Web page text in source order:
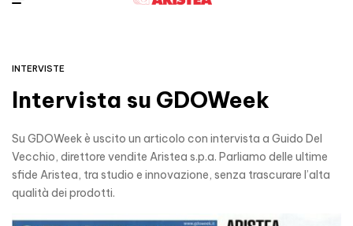
INTERVISTE
Intervista su GDOWeek
Su GDOWeek è uscito un articolo con intervista a Guido Del
Vecchio, direttore vendite Aristea s.p.a. Parliamo delle ultime
sfide Aristea, tra studio e innovazione, senza trascurare l’alta
qualità dei prodotti.